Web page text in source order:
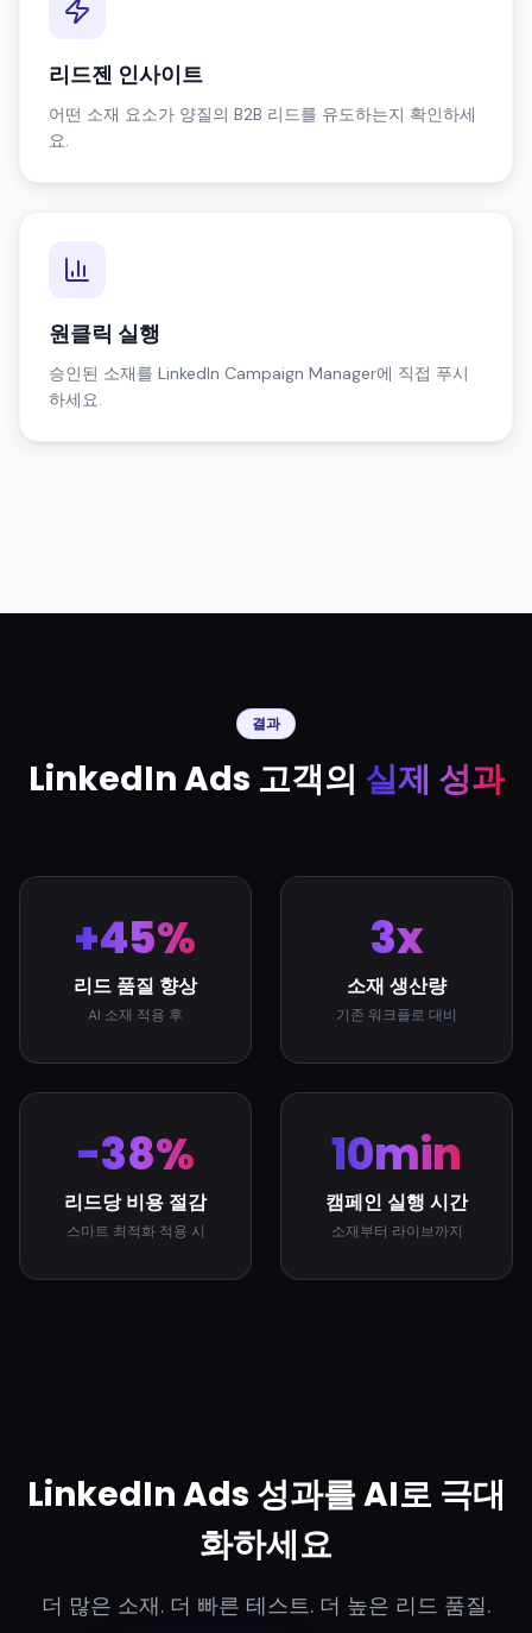
리드젠 인사이트
어떤 소재 요소가 양질의 B2B 리드를 유도하는지 확인하세
요.
원클릭 실행
승인된 소재를 LinkedIn Campaign Manager에 직접 푸시
하세요.
결과
LinkedIn Ads 고객의 실제 성과
+45%
리드 품질 향상
AI 소재 적용 후
3x
소재 생산량
기존 워크플로 대비
-38%
리드당 비용 절감
스마트 최적화 적용 시
10min
캠페인 실행 시간
소재부터 라이브까지
LinkedIn Ads 성과를 AI로 극대
화하세요
더 많은 소재. 더 빠른 테스트. 더 높은 리드 품질.